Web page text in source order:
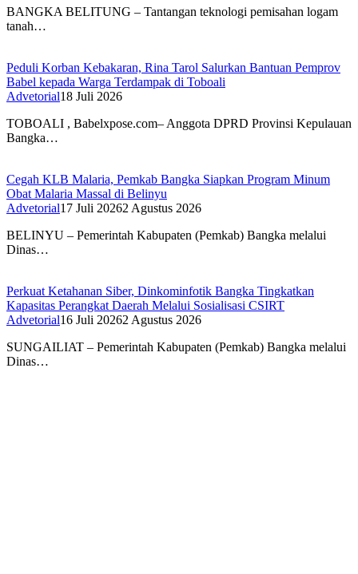
BANGKA BELITUNG – Tantangan teknologi pemisahan logam
tanah…
Peduli Korban Kebakaran, Rina Tarol Salurkan Bantuan Pemprov
Babel kepada Warga Terdampak di Toboali
Advetorial18 Juli 2026
TOBOALI , Babelxpose.com– Anggota DPRD Provinsi Kepulauan
Bangka…
Cegah KLB Malaria, Pemkab Bangka Siapkan Program Minum
Obat Malaria Massal di Belinyu
Advetorial17 Juli 20262 Agustus 2026
BELINYU – Pemerintah Kabupaten (Pemkab) Bangka melalui
Dinas…
Perkuat Ketahanan Siber, Dinkominfotik Bangka Tingkatkan
Kapasitas Perangkat Daerah Melalui Sosialisasi CSIRT
Advetorial16 Juli 20262 Agustus 2026
SUNGAILIAT – Pemerintah Kabupaten (Pemkab) Bangka melalui
Dinas…